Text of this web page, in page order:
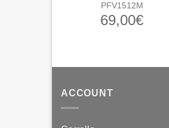
PFV1512M
69,00€
ACCOUNT